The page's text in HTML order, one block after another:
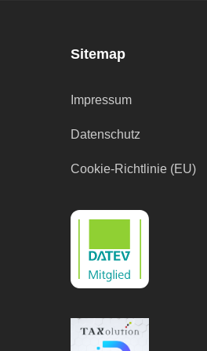
Sitemap
Impressum
Datenschutz
Cookie-Richtlinie (EU)